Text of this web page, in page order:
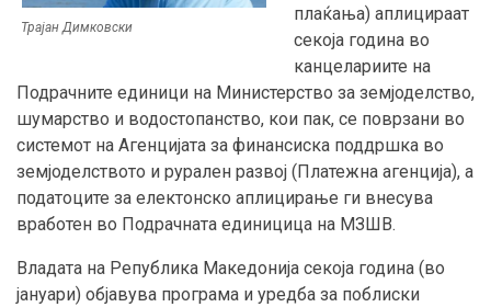
Трајан Димковски
плаќања) аплицираат
секоја година во
канцелариите на
Подрачните единици на Министерство за земјоделство,
шумарство и водостопанство, кои пак, се поврзани во
системот на Агенцијата за финансиска поддршка во
земјоделството и рурален развој (Платежна агенција), а
податоците за електонско аплицирање ги внесува
вработен во Подрачната единицица на МЗШВ.
Владата на Република Македонија секоја година (во
јануари) објавува програма и уредба за поблиски